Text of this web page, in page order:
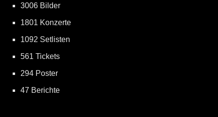
3006 Bilder
1801 Konzerte
1092 Setlisten
561 Tickets
294 Poster
47 Berichte